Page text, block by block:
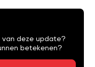
van deze update?
betekenen?